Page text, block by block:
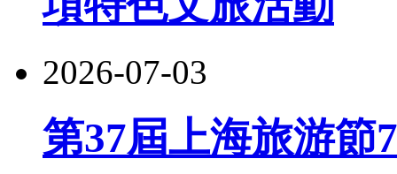
2026-07-03
第37屆上海旅游節